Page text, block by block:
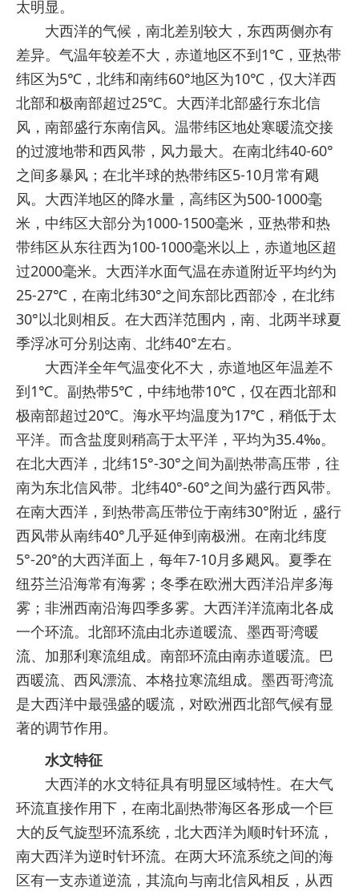
太明显。
大西洋的气候，南北差别较大，东西两侧亦有
差异。气温年较差不大，赤道地区不到1℃，亚热带
纬区为5℃，北纬和南纬60°地区为10℃，仅大洋西
北部和极南部超过25℃。大西洋北部盛行东北信
风，南部盛行东南信风。温带纬区地处寒暖流交接
的过渡地带和西风带，风力最大。在南北纬40-60°
之间多暴风；在北半球的热带纬区5-10月常有飓
风。大西洋地区的降水量，高纬区为500-1000毫
米，中纬区大部分为1000-1500毫米，亚热带和热
带纬区从东往西为100-1000毫米以上，赤道地区超
过2000毫米。大西洋水面气温在赤道附近平均约为
25-27℃，在南北纬30°之间东部比西部冷，在北纬
30°以北则相反。在大西洋范围内，南、北两半球夏
季浮冰可分别达南、北纬40°左右。
大西洋全年气温变化不大，赤道地区年温差不
到1℃。副热带5℃，中纬地带10℃，仅在西北部和
极南部超过20℃。海水平均温度为17℃，稍低于太
平洋。而含盐度则稍高于太平洋，平均为35.4‰。
在北大西洋，北纬15°-30°之间为副热带高压带，往
南为东北信风带。北纬40°-60°之间为盛行西风带。
在南大西洋，到热带高压带位于南纬30°附近，盛行
西风带从南纬40°几乎延伸到南极洲。在南北纬度
5°-20°的大西洋面上，每年7-10月多飓风。夏季在
纽芬兰沿海常有海雾；冬季在欧洲大西洋沿岸多海
雾；非洲西南沿海四季多雾。大西洋洋流南北各成
一个环流。北部环流由北赤道暖流、墨西哥湾暖
流、加那利寒流组成。南部环流由南赤道暖流。巴
西暖流、西风漂流、本格拉寒流组成。墨西哥湾流
是大西洋中最强盛的暖流，对欧洲西北部气候有显
著的调节作用。
水文特征
大西洋的水文特征具有明显区域特性。在大气
环流直接作用下，在南北副热带海区各形成一个巨
大的反气旋型环流系统，北大西洋为顺时针环流，
南大西洋为逆时针环流。在两大环流系统之间的海
区有一支赤道逆流，其流向与南北信风相反，从西